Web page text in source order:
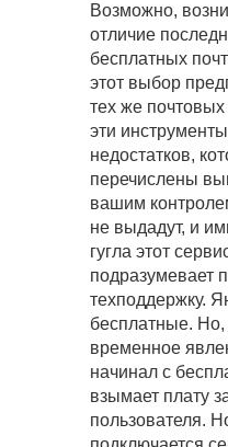
Возможно,
отличие
бесплатных
этот выбор
тех же
эти
недостатков,
перечислены
вашим
не выдадут, и
гугла этот
подразумевает
техподдержку.
бесплатные. Но,
временное
начинал с
взымает плату
пользователя.